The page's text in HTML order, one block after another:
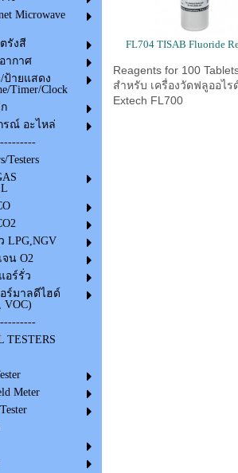
Microwave
รังสี
ากาศ
ป้ายแสดง
Timer/Clock
กรณ์ อะไหล่
Testers
LPG,NGV
จน O2
อร์รั่ว
ร์มาลดีไฮด์
VOC)
TESTERS
Meter
FL704 TISAB Fluoride
Reagents for 100
สำหรับ เครื่องวัดฟลูออไร
Extech FL700